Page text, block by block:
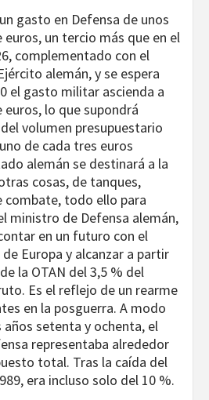
gasto en Defensa de unos
euros, un tercio más que en el
complementado con el
alemán, y se espera
el gasto militar ascienda a
euros, lo que supondrá
volumen presupuestario
de cada tres euros
alemán se destinará a la
cosas, de tanques,
combate, todo ello para
ministro de Defensa alemán,
en un futuro con el
Europa y alcanzar a partir
la OTAN del 3,5 % del
Es el reflejo de un rearme
en la posguerra. A modo
setenta y ochenta, el
representaba alrededor
total. Tras la caída del
era incluso solo del 10 %.